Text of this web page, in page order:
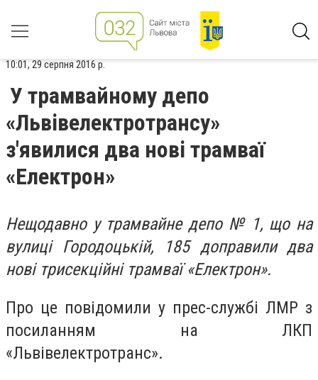
10:01, 29 серпня 2016 р.
У трамвайному депо
«Львівелектротрансу»
з'явилися два нові трамваї
«Електрон»
Нещодавно у трамвайне депо № 1, що на
вулиці Городоцькій, 185 доправили два
нові трисекційні трамваї «Електрон».
Про це повідомили у прес-службі ЛМР з
посиланням на ЛКП
«Львівелектротранс».